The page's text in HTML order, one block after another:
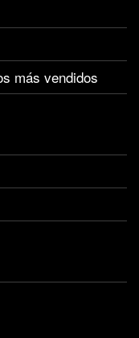
más vendidos